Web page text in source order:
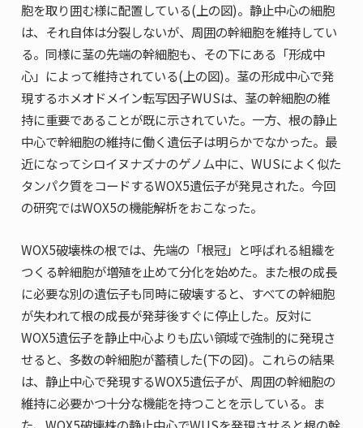
海外ラボインターンシップ
国際学生ワークショップ
UCDリトリート
UCDオンラインゼミナール
生活
保護者の方へ
受験生の方へ
在学生の方へ
教職員の方へ
地域・一般の方へ
企業・研究者の方へ
胞を取り囲む様に配置している(上の図)。静止中心の細胞
は、それ自体は分裂しないが、周囲の幹細胞を維持してい
る。同様に茎の先端の幹細胞も、その下にある「形成中
心」によって維持されている(上の図)。茎の形成中心で発
現するホメオドメイン転写因子WUSは、茎の幹細胞の維
持に重要であることが既に示されていた。一方、根の静止
中心で幹細胞の維持に働く遺伝子は明らかでなかった。最
近になってシロイヌナズナのゲノム中に、WUSによく似た
タンパク質をコードするWOX5遺伝子が発見された。今回
の研究ではWOX5の機能解析をおこなった。
WOX5破壊株の根では、先端の「根冠」と呼ばれる組織を
つくる幹細胞が増殖を止めて分化を始めた。また根の成長
に必要な別の遺伝子も同時に破壊すると、すべての幹細胞
が失われて根の成長が発芽後すぐに停止した。反対に
WOX5遺伝子を静止中心よりも広い領域で強制的に発現さ
せると、多数の幹細胞が蓄積した(下の図)。これらの結果
は、静止中心で発現するWOX5遺伝子が、周囲の幹細胞の
維持に必要かつ十分な機能を持つことを示している。ま